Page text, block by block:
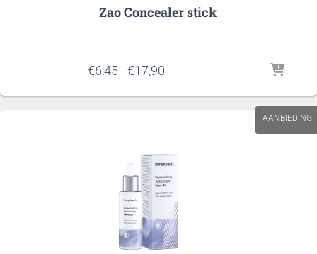
Zao Concealer stick
€6,45-€17,90
tot
AANBIEDING!